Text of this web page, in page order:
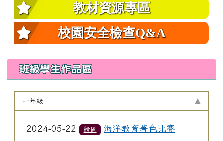
教材資源專區
校園安全檢查Q&A
班級學生作品區
一年級
2024-05-22 繪圖 海洋教育著色比賽